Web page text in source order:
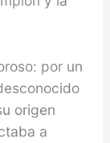
por un
origen
a